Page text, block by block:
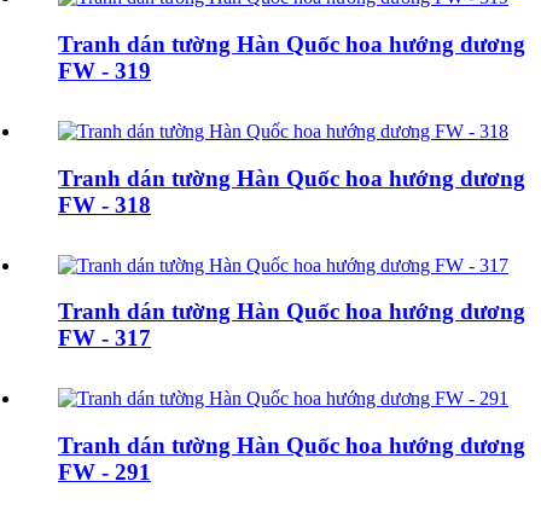
Tranh dán tường Hàn Quốc hoa hướng dương
FW - 319
Tranh dán tường Hàn Quốc hoa hướng dương
FW - 318
Tranh dán tường Hàn Quốc hoa hướng dương
FW - 317
Tranh dán tường Hàn Quốc hoa hướng dương
FW - 291